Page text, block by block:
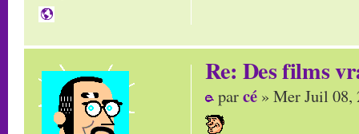
Re: Des films
parcé » Mer Juil 08,